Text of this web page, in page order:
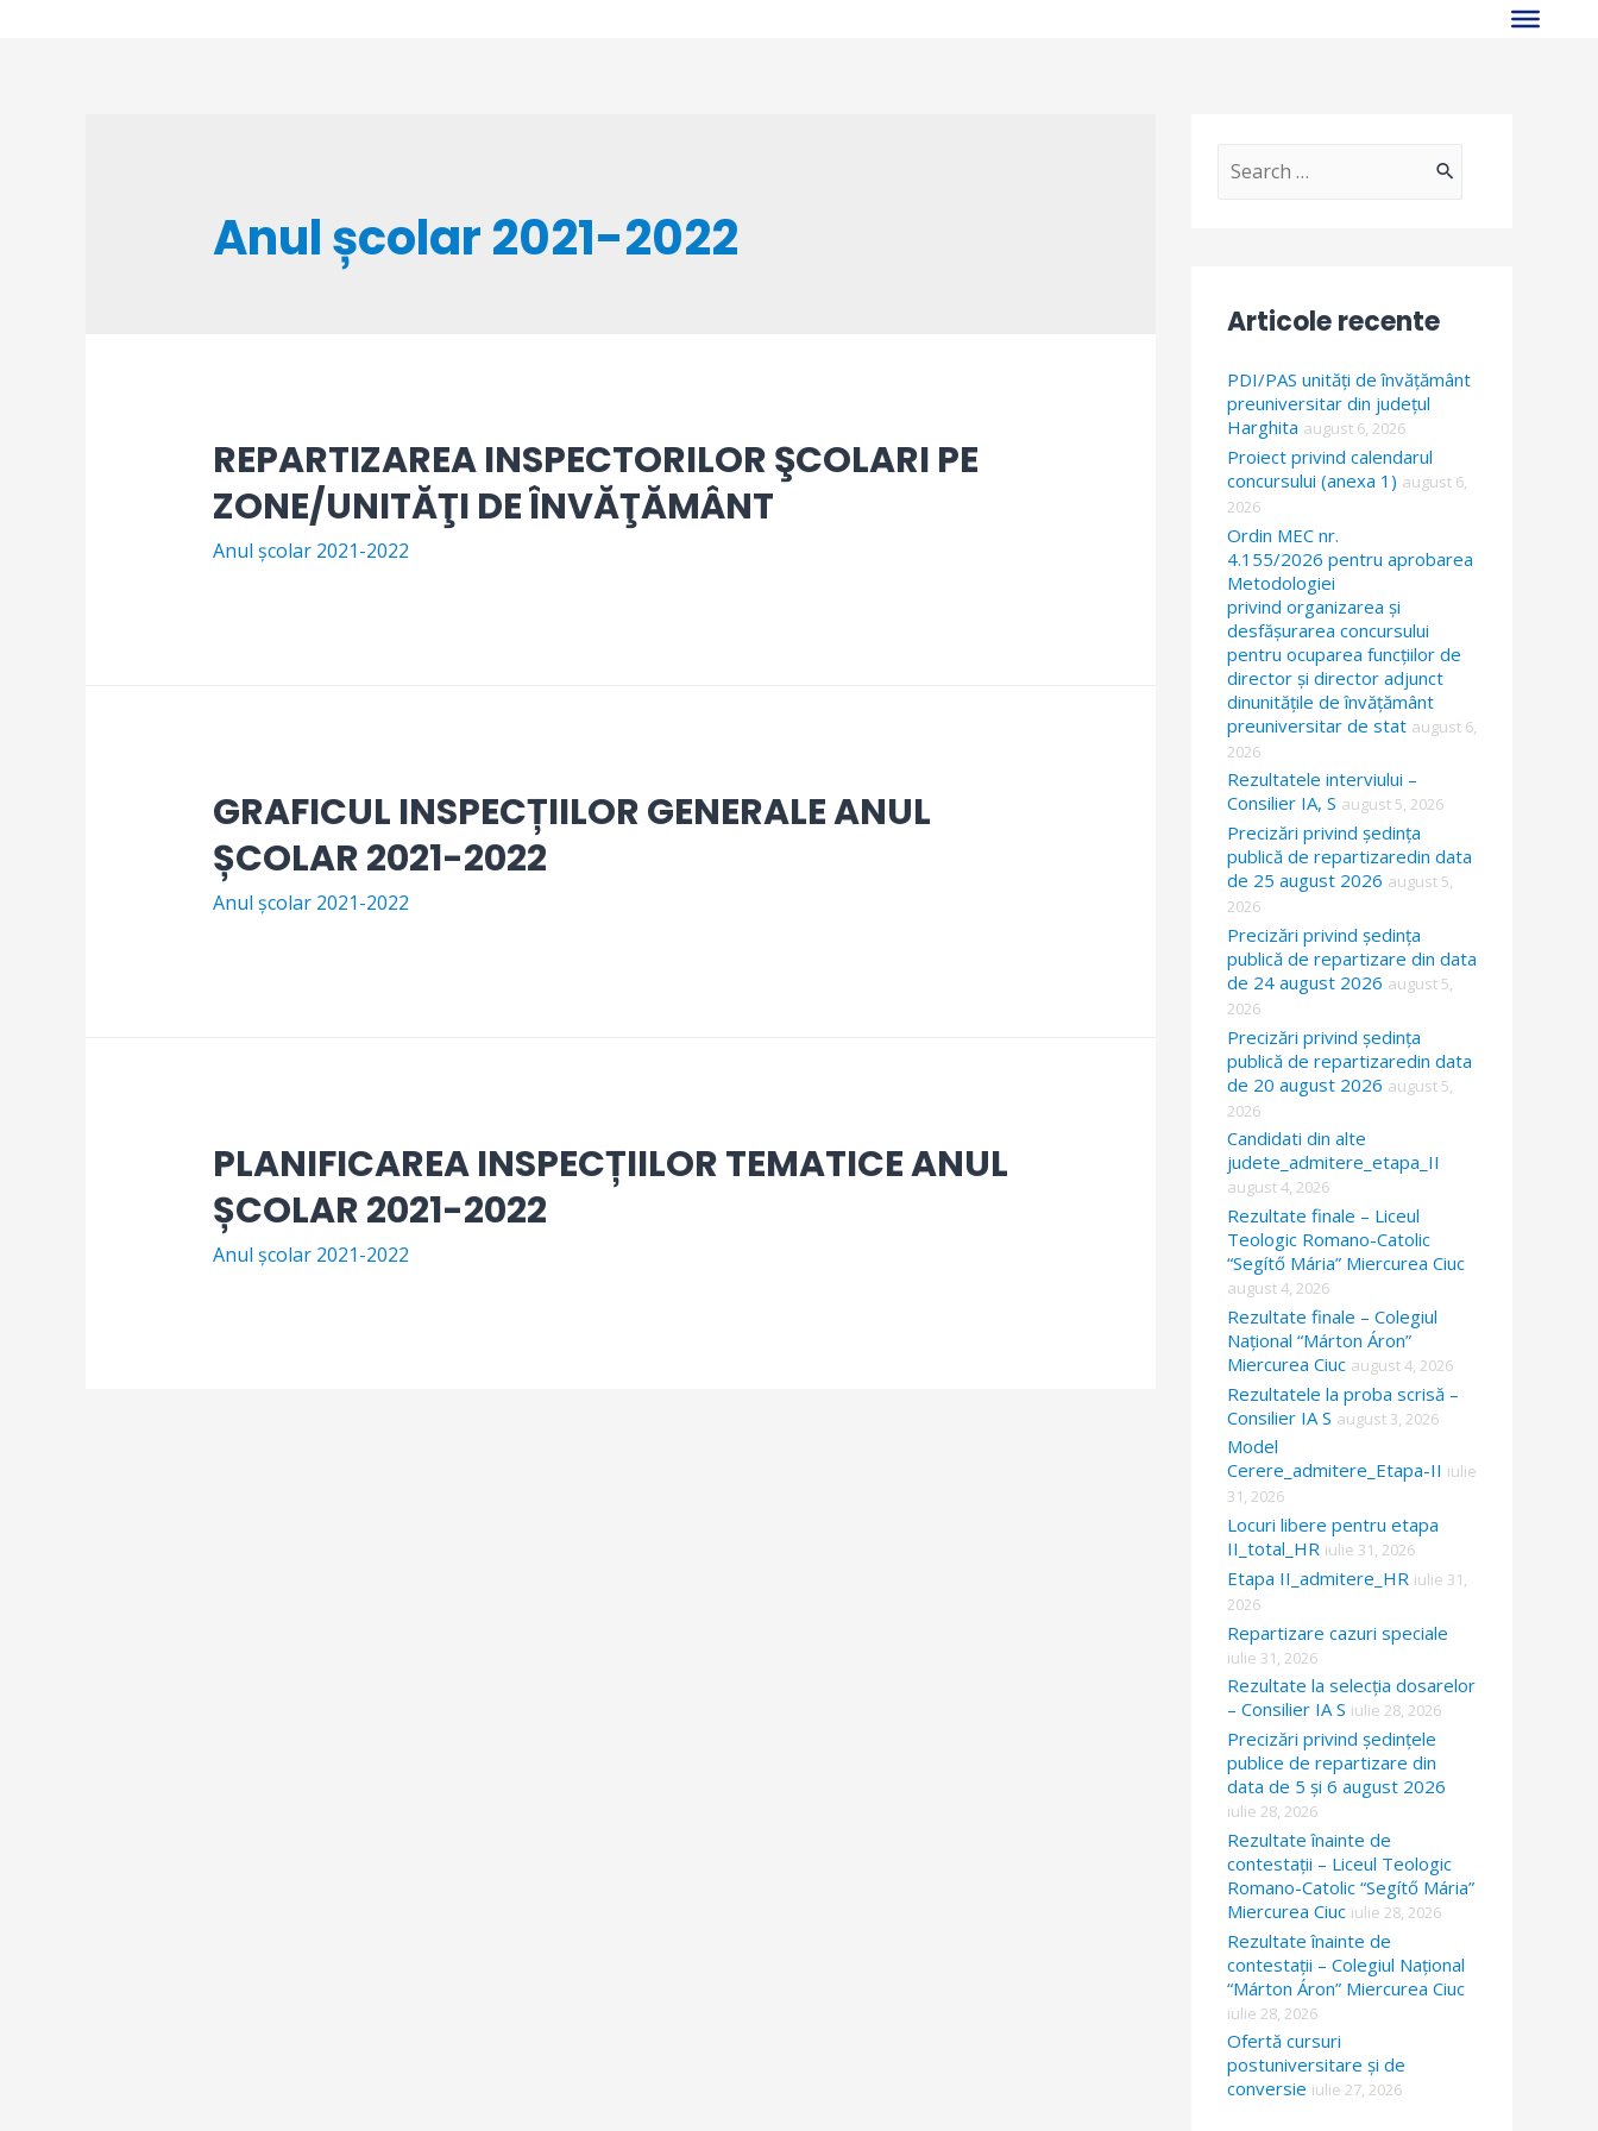
Anul școlar 2021-2022
REPARTIZAREA INSPECTORILOR ŞCOLARI PE
ZONE/UNITĂŢI DE ÎNVĂŢĂMÂNT
Anul școlar 2021-2022
GRAFICUL INSPECȚIILOR GENERALE ANUL
ȘCOLAR 2021-2022
Anul școlar 2021-2022
PLANIFICAREA INSPECȚIILOR TEMATICE ANUL
ȘCOLAR 2021-2022
Anul școlar 2021-2022
S
c
f
o
r
:
Articole recente
PDI/PAS unități de învățământ
preuniversitar din județul
Harghita august 6, 2026
Proiect privind calendarul
concursului (anexa 1) august 6,
2026
Ordin MEC nr.
4.155/2026 pentru aprobarea
Metodologiei
privind organizarea și
desfășurarea concursului
pentru ocuparea funcțiilor de
director și director adjunct
dinunitățile de învățământ
preuniversitar de stat august 6,
2026
Rezultatele interviului –
Consilier IA, S august 5, 2026
Precizări privind ședința
publică de repartizaredin data
de 25 august 2026 august 5,
2026
Precizări privind ședința
publică de repartizare din data
de 24 august 2026 august 5,
2026
Precizări privind ședința
publică de repartizaredin data
de 20 august 2026 august 5,
2026
Candidati din alte
judete_admitere_etapa_II
august 4, 2026
Rezultate finale – Liceul
Teologic Romano-Catolic
“Segítő Mária” Miercurea Ciuc
august 4, 2026
Rezultate finale – Colegiul
Național “Márton Áron”
Miercurea Ciuc august 4, 2026
Rezultatele la proba scrisă –
Consilier IA S august 3, 2026
Model
Cerere_admitere_Etapa-II iulie
31, 2026
Locuri libere pentru etapa
II_total_HR iulie 31, 2026
Etapa II_admitere_HR iulie 31,
2026
Repartizare cazuri speciale
iulie 31, 2026
Rezultate la selecția dosarelor
– Consilier IA S iulie 28, 2026
Precizări privind ședințele
publice de repartizare din
data de 5 și 6 august 2026
iulie 28, 2026
Rezultate înainte de
contestații – Liceul Teologic
Romano-Catolic “Segítő Mária”
Miercurea Ciuc iulie 28, 2026
Rezultate înainte de
contestații – Colegiul Național
“Márton Áron” Miercurea Ciuc
iulie 28, 2026
Ofertă cursuri
postuniversitare și de
conversie iulie 27, 2026